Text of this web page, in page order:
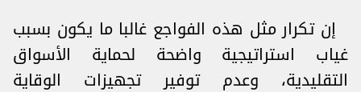
إن تكرار مثل هذه الفواجع غالبا ما يكون بسبب
غياب استراتيجية واضحة لحماية الأسواق
التقليدية، وعدم توفير تجهيزات الوقاية